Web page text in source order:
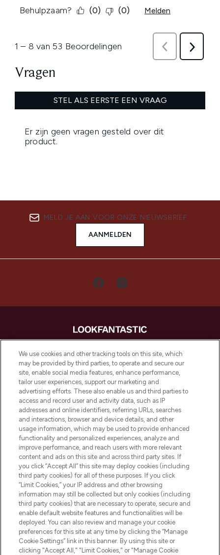
MELD JE AAN VOOR ONZE NIEUWSBRIEF
AANMELDEN
LOOKFANTASTIC is de ultieme online
beautybestemming van Europa, met de
beste huidverzorging, haarproducten en
make-up van meer dan 200 topmerken.
Shop online of via de app, met gratis
verzending vanaf €40.
Cookie-toestemming
Do Not Sell or Share My Personal
Information
HELP & INFORMATIE
BEDRIJFSINFORMATIE
OVER LOOKFANTASTIC
We use cookies and other tracking tools on this site, which
may be provided by third parties, to operate and secure our
site, enable social media features, enhance performance,
tailor user experiences, support our marketing and
advertising efforts. These also enable us and third parties to
access and record user and activity data, such as IP
addresses and online identifiers, referring URLs, searches
and interactions, browser and device details, and other
usage information, which may be used to provide enhanced
functionality and personalized experiences, analyze and
improve performance, and reach users with more relevant
content and ads on this site and across third party sites. If
you click “Accept All” this site may deploy cookies (including
third party cookies) for all of these purposes. If you click
“Limit Cookies,” your IP address and other browsing
information may still be collected but only cookies (including
third party cookies) that are necessary to operate, secure and
enable default website features and functionalities will be
deployed. You can also review and manage your cookie
preferences for this site at any time by clicking the “Manage
Cookie Settings” link in this banner. By using this site or
clicking "Accept All," "Limit Cookies," or "Manage Cookie